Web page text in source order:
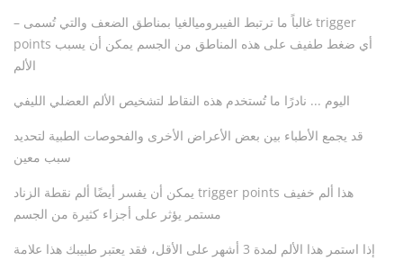
– غالباً ما ترتبط الفيبروميالغيا بمناطق الضعف والتي تُسمى trigger
points أي ضغط طفيف على هذه المناطق من الجسم يمكن أن يسبب
الألم
اليوم ... نادرًا ما تُستخدم هذه النقاط لتشخيص الألم العضلي الليفي
قد يجمع الأطباء بين بعض الأعراض الأخرى والفحوصات الطبية لتحديد
سبب معين
يمكن أن يفسر أيضًا ألم نقطة الزناد trigger points هذا ألم خفيف
مستمر يؤثر على أجزاء كثيرة من الجسم
إذا استمر هذا الألم لمدة 3 أشهر على الأقل، فقد يعتبر طبيبك هذا علامة